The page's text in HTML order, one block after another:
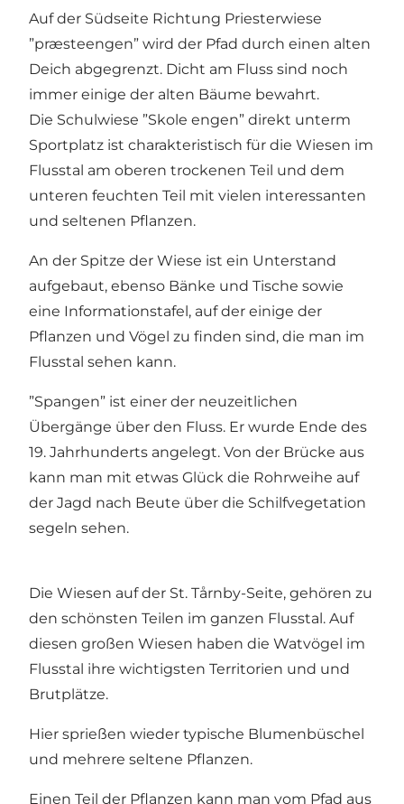
Auf der Südseite Richtung Priesterwiese
”præsteengen” wird der Pfad durch einen alten
Deich abgegrenzt. Dicht am Fluss sind noch
immer einige der alten Bäume bewahrt.
Die Schulwiese ”Skole engen” direkt unterm
Sportplatz ist charakteristisch für die Wiesen im
Flusstal am oberen trockenen Teil und dem
unteren feuchten Teil mit vielen interessanten
und seltenen Pflanzen.
An der Spitze der Wiese ist ein Unterstand
aufgebaut, ebenso Bänke und Tische sowie
eine Informationstafel, auf der einige der
Pflanzen und Vögel zu finden sind, die man im
Flusstal sehen kann.
”Spangen” ist einer der neuzeitlichen
Übergänge über den Fluss. Er wurde Ende des
19. Jahrhunderts angelegt. Von der Brücke aus
kann man mit etwas Glück die Rohrweihe auf
der Jagd nach Beute über die Schilfvegetation
segeln sehen.
Die Wiesen auf der St. Tårnby-Seite, gehören zu
den schönsten Teilen im ganzen Flusstal. Auf
diesen großen Wiesen haben die Watvögel im
Flusstal ihre wichtigsten Territorien und und
Brutplätze.
Hier sprießen wieder typische Blumenbüschel
und mehrere seltene Pflanzen.
Einen Teil der Pflanzen kann man vom Pfad aus